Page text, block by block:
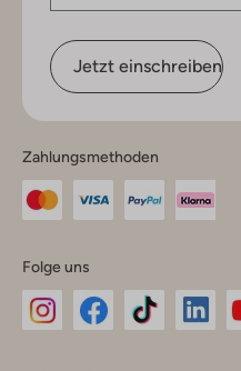
Jetzt einschreiben
Zahlungsmethoden
Folge uns